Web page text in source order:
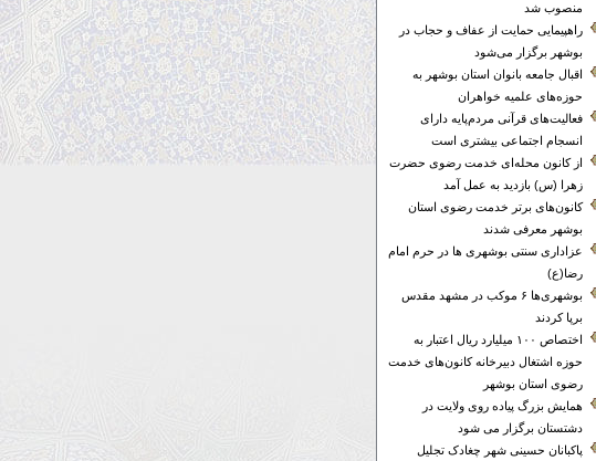
منصوب شد
راهپیمایی حمایت از عفاف و حجاب در
بوشهر برگزار می‌شود
اقبال جامعه بانوان استان بوشهر به
حوزه‌های علمیه خواهران
فعالیت‌های قرآنی مردم‌پایه دارای
انسجام اجتماعی بیشتری است
از کانون محله‌ای خدمت رضوی حضرت
زهرا (س) بازدید به عمل آمد
کانون‌های برتر خدمت رضوی استان
بوشهر معرفی شدند
عزاداری سنتی بوشهری ها در حرم امام
رضا(ع)
بوشهری‌ها ۶ موکب در مشهد مقدس
برپا کردند
اختصاص ۱۰۰ میلیارد ریال اعتبار به
حوزه اشتغال دبیرخانه کانون‌های خدمت
رضوی استان بوشهر
همایش بزرگ پیاده روی ولایت در
دشتستان برگزار می شود
پاکبانان حسینی شهر چغادک تجلیل